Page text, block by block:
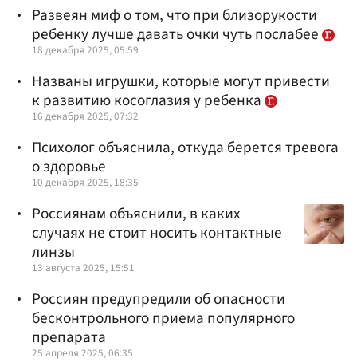
Развеян миф о том, что при близорукости
ребенку лучше давать очки чуть послабее
18 декабря 2025, 05:59
Названы игрушки, которые могут привести
к развитию косоглазия у ребенка
16 декабря 2025, 07:32
Психолог объяснила, откуда берется тревога
о здоровье
10 декабря 2025, 18:35
Россиянам объяснили, в каких
случаях не стоит носить контактные
линзы
13 августа 2025, 15:51
Россиян предупредили об опасности
бесконтрольного приема популярного
препарата
25 апреля 2025, 06:35